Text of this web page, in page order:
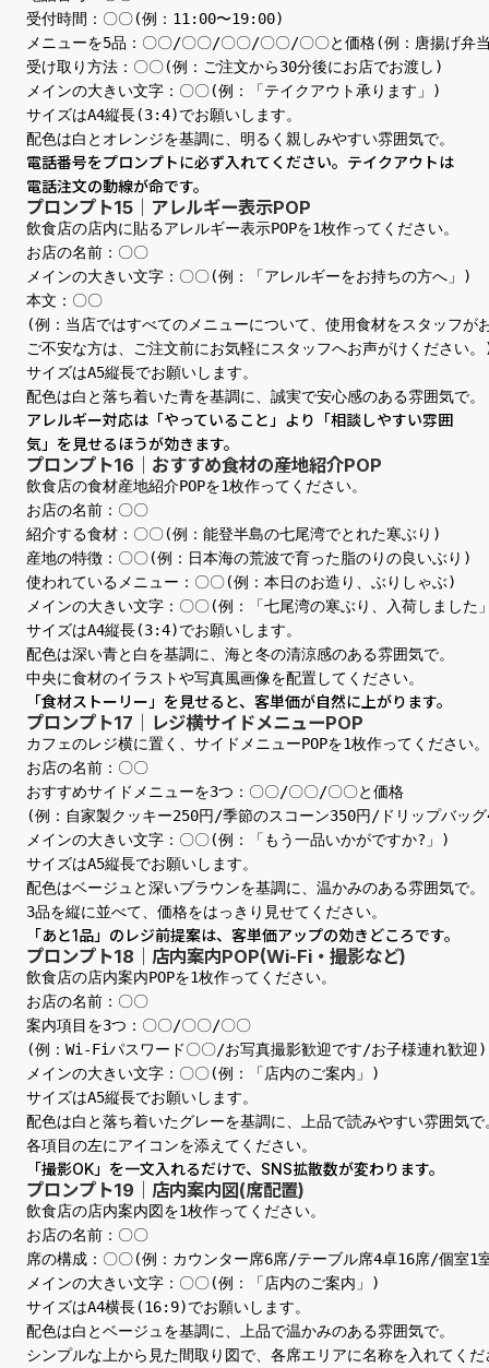
受付時間：〇〇(例：11:00〜19:00)
メニューを5品：〇〇/〇〇/〇〇/〇〇/〇〇と価格(例：唐揚げ弁
受け取り方法：〇〇(例：ご注文から30分後にお店でお渡し)
メインの大きい文字：〇〇(例：「テイクアウト承ります」)
サイズはA4縦長(3:4)でお願いします。
配色は白とオレンジを基調に、明るく親しみやすい雰囲気で。
電話番号をプロンプトに必ず入れてください。テイクアウトは
電話注文の動線が命です。
プロンプト15｜アレルギー表示POP
飲食店の店内に貼るアレルギー表示POPを1枚作ってください。
お店の名前：〇〇
メインの大きい文字：〇〇(例：「アレルギーをお持ちの方へ」)
本文：〇〇
(例：当店ではすべてのメニューについて、使用食材をスタッフが
ご不安な方は、ご注文前にお気軽にスタッフへお声がけください
サイズはA5縦長でお願いします。
配色は白と落ち着いた青を基調に、誠実で安心感のある雰囲気で。
アレルギー対応は「やっていること」より「相談しやすい雰囲
気」を見せるほうが効きます。
プロンプト16｜おすすめ食材の産地紹介POP
飲食店の食材産地紹介POPを1枚作ってください。
お店の名前：〇〇
紹介する食材：〇〇(例：能登半島の七尾湾でとれた寒ぶり)
産地の特徴：〇〇(例：日本海の荒波で育った脂のりの良いぶり)
使われているメニュー：〇〇(例：本日のお造り、ぶりしゃぶ)
メインの大きい文字：〇〇(例：「七尾湾の寒ぶり、入荷しました
サイズはA4縦長(3:4)でお願いします。
配色は深い青と白を基調に、海と冬の清涼感のある雰囲気で。
中央に食材のイラストや写真風画像を配置してください。
「食材ストーリー」を見せると、客単価が自然に上がります。
プロンプト17｜レジ横サイドメニューPOP
カフェのレジ横に置く、サイドメニューPOPを1枚作ってください。
お店の名前：〇〇
おすすめサイドメニューを3つ：〇〇/〇〇/〇〇と価格
(例：自家製クッキー250円/季節のスコーン350円/ドリップバッ
メインの大きい文字：〇〇(例：「もう一品いかがですか?」)
サイズはA5縦長でお願いします。
配色はベージュと深いブラウンを基調に、温かみのある雰囲気で。
3品を縦に並べて、価格をはっきり見せてください。
「あと1品」のレジ前提案は、客単価アップの効きどころです。
プロンプト18｜店内案内POP(Wi-Fi・撮影など)
飲食店の店内案内POPを1枚作ってください。
お店の名前：〇〇
案内項目を3つ：〇〇/〇〇/〇〇
(例：Wi-Fiパスワード〇〇/お写真撮影歓迎です/お子様連れ歓迎)
メインの大きい文字：〇〇(例：「店内のご案内」)
サイズはA5縦長でお願いします。
配色は白と落ち着いたグレーを基調に、上品で読みやすい雰囲気で
各項目の左にアイコンを添えてください。
「撮影OK」を一文入れるだけで、SNS拡散数が変わります。
プロンプト19｜店内案内図(席配置)
飲食店の店内案内図を1枚作ってください。
お店の名前：〇〇
席の構成：〇〇(例：カウンター席6席/テーブル席4卓16席/個室1
メインの大きい文字：〇〇(例：「店内のご案内」)
サイズはA4横長(16:9)でお願いします。
配色は白とベージュを基調に、上品で温かみのある雰囲気で。
シンプルな上から見た間取り図で、各席エリアに名称を入れてくだ